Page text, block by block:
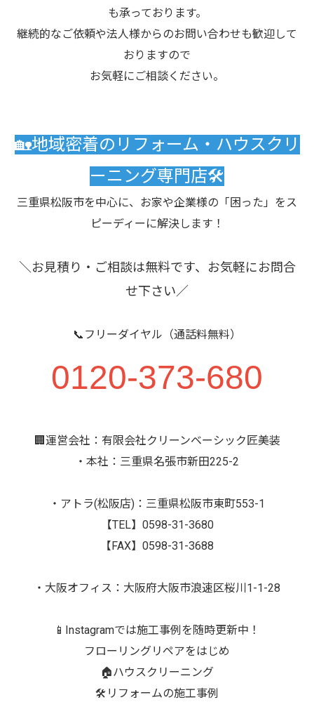
も承っております。
継続的なご依頼や法人様からのお問い合わせも歓迎して
おりますので
お気軽にご相談ください。
🏡地域密着のリフォーム・ハウスクリ
ーニング専門店🛠️
三重県松阪市を中心に、お家や企業様の「困った」をス
ピーディーに解決します！
＼お見積り・ご相談は無料です、お気軽にお問合
せ下さい／
📞フリーダイヤル（通話料無料）
0120-373-680
🏢運営会社：有限会社クリーンベーシック匠美装
・本社：三重県名張市新田225-2
・アトラ(松阪店)：三重県松阪市東町553-1
【TEL】0598-31-3680
【FAX】0598-31-3688
・大阪オフィス：大阪府大阪市浪速区桜川1-1-28
📱Instagramでは施工事例を随時更新中！
フローリングリペアをはじめ
🏠ハウスクリーニング
🛠️リフォームの施工事例